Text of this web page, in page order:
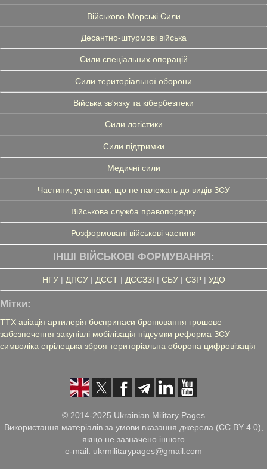
Військово-Морські Сили
Десантно-штурмові війська
Сили спеціальних операцій
Сили територіальної оборони
Війська зв'язку та кібербезпеки
Сили логістики
Сили підтримки
Медичні сили
Частини, установи, що не належать до видів ЗСУ
Військова служба правопорядку
Розформовані військові частини
ІНШІ ВІЙСЬКОВІ ФОРМУВАННЯ:
НГУ| ДПСУ| ДССТ| ДССЗЗІ | СБУ| СЗР| УДО
Мітки:
ТТХ авіація артилерія боєприпаси бронювання грошове
забезпечення закупівлі мобілізація підсумки реформа ЗСУ
символіка стрілецька зброя територіальна оборона цифровізація
© 2014-2025 Ukrainian Military Pages
Використання матеріалів за умови вказання джерела (CC BY 4.0),
якщо не зазначено іншого
e-mail: ukrmilitarypages@gmail.com